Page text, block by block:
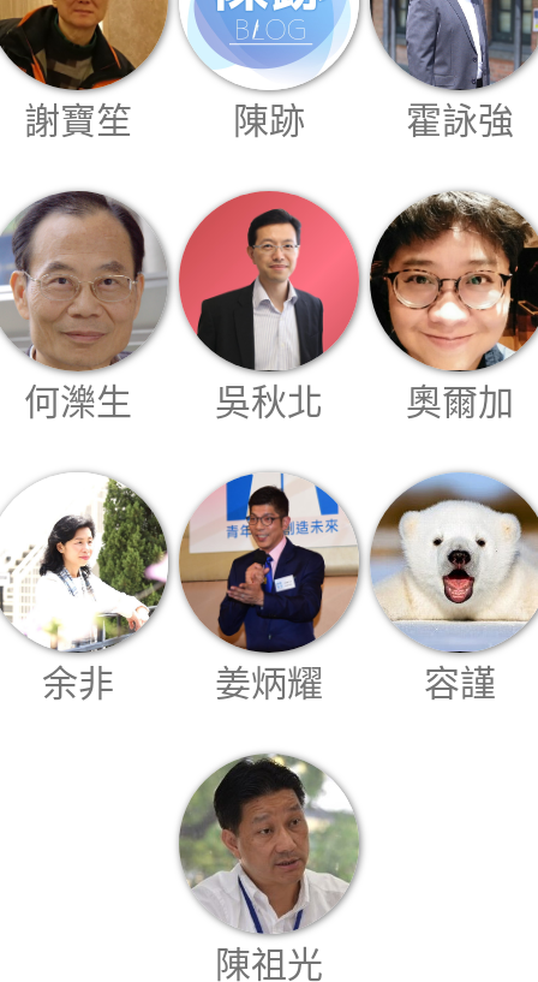
謝寶笙 陳跡 霍詠強
何濼生 吳秋北 奧爾加
余非 姜炳耀 容謹
陳祖光